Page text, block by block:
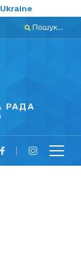
Пошук...
РАДА